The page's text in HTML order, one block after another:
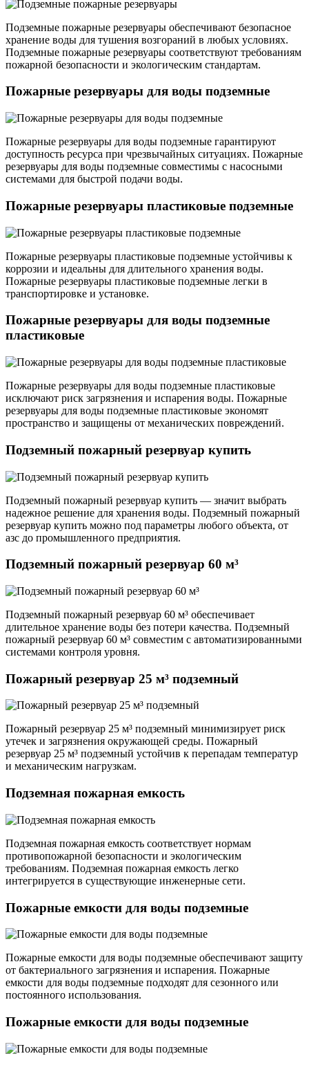
Подземные пожарные резервуары обеспечивают безопасное
хранение воды для тушения возгораний в любых условиях.
Подземные пожарные резервуары соответствуют требованиям
пожарной безопасности и экологическим стандартам.
Пожарные резервуары для воды подземные
Пожарные резервуары для воды подземные гарантируют
доступность ресурса при чрезвычайных ситуациях. Пожарные
резервуары для воды подземные совместимы с насосными
системами для быстрой подачи воды.
Пожарные резервуары пластиковые подземные
Пожарные резервуары пластиковые подземные устойчивы к
коррозии и идеальны для длительного хранения воды.
Пожарные резервуары пластиковые подземные легки в
транспортировке и установке.
Пожарные резервуары для воды подземные
пластиковые
Пожарные резервуары для воды подземные пластиковые
исключают риск загрязнения и испарения воды. Пожарные
резервуары для воды подземные пластиковые экономят
пространство и защищены от механических повреждений.
Подземный пожарный резервуар купить
Подземный пожарный резервуар купить — значит выбрать
надежное решение для хранения воды. Подземный пожарный
резервуар купить можно под параметры любого объекта, от
азс до промышленного предприятия.
Подземный пожарный резервуар 60 м³
Подземный пожарный резервуар 60 м³ обеспечивает
длительное хранение воды без потери качества. Подземный
пожарный резервуар 60 м³ совместим с автоматизированными
системами контроля уровня.
Пожарный резервуар 25 м³ подземный
Пожарный резервуар 25 м³ подземный минимизирует риск
утечек и загрязнения окружающей среды. Пожарный
резервуар 25 м³ подземный устойчив к перепадам температур
и механическим нагрузкам.
Подземная пожарная емкость
Подземная пожарная емкость соответствует нормам
противопожарной безопасности и экологическим
требованиям. Подземная пожарная емкость легко
интегрируется в существующие инженерные сети.
Пожарные емкости для воды подземные
Пожарные емкости для воды подземные обеспечивают защиту
от бактериального загрязнения и испарения. Пожарные
емкости для воды подземные подходят для сезонного или
постоянного использования.
Пожарные емкости для воды подземные